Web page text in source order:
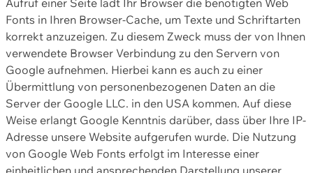
Aufruf einer Seite lädt Ihr Browser die benötigten Web
Fonts in Ihren Browser-Cache, um Texte und Schriftarten
korrekt anzuzeigen. Zu diesem Zweck muss der von Ihnen
verwendete Browser Verbindung zu den Servern von
Google aufnehmen. Hierbei kann es auch zu einer
Übermittlung von personenbezogenen Daten an die
Server der Google LLC. in den USA kommen. Auf diese
Weise erlangt Google Kenntnis darüber, dass über Ihre IP-
Adresse unsere Website aufgerufen wurde. Die Nutzung
von Google Web Fonts erfolgt im Interesse einer